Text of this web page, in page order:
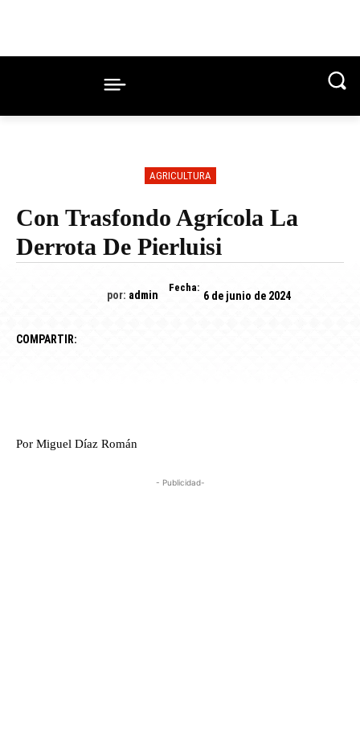
AGRICULTURA
Con Trasfondo Agrícola La
Derrota De Pierluisi
por: admin
Fecha:
6 de junio de 2024
COMPARTIR:
Por Miguel Díaz Román
- Publicidad-